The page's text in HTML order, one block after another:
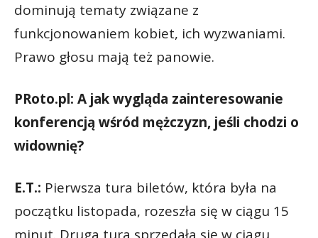
dominują tematy związane z
funkcjonowaniem kobiet, ich wyzwaniami.
Prawo głosu mają też panowie.
PRoto.pl: A jak wygląda zainteresowanie
konferencją wśród mężczyzn, jeśli chodzi o
widownię?
E.T.: Pierwsza tura biletów, która była na
początku listopada, rozeszła się w ciągu 15